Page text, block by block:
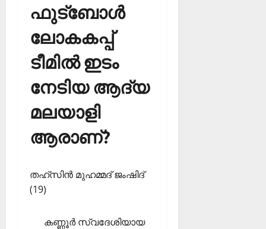
ഫുട്‌ബോള്‍
ലോകകപ്പ്
ടീമില്‍ ഇടം
നേടിയ ആദ്യ
മലയാളി
ആരാണ്?
തഹ്‌സിന്‍ മുഹമ്മദ് ജംഷിദ്
(19)
കണ്ണൂര്‍ സ്വദേശിയായ